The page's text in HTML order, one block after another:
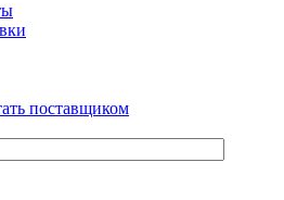
поставщиком